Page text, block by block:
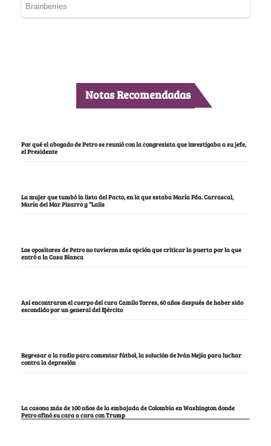
Notas Recomendadas
Por qué el abogado de Petro se reunió con la congresista que investigaba a su jefe,
el Presidente
La mujer que tumbó la lista del Pacto, en la que estaba María Fda. Carrascal,
María del Mar Pizarro y “Lalis
Los opositores de Petro no tuvieron más opción que criticar la puerta por la que
entró a la Casa Blanca
Así encontraron el cuerpo del cura Camilo Torres, 60 años después de haber sido
escondido por un general del Ejército
Regresar a la radio para comentar fútbol, la solución de Iván Mejía para luchar
contra la depresión
La casona más de 100 años de la embajada de Colombia en Washington donde
Petro afinó su cara a cara con Trump